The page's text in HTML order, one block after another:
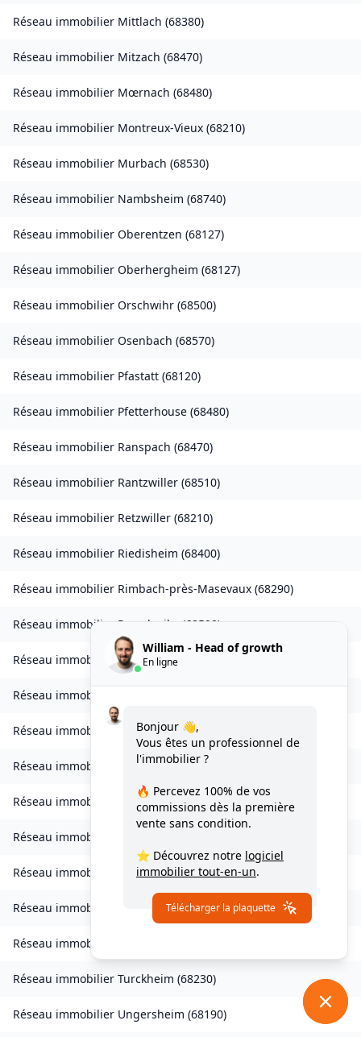
Réseau immobilier Mittlach (68380)
Réseau immobilier Mitzach (68470)
Réseau immobilier Mœrnach (68480)
Réseau immobilier Montreux-Vieux (68210)
Réseau immobilier Murbach (68530)
Réseau immobilier Nambsheim (68740)
Réseau immobilier Oberentzen (68127)
Réseau immobilier Oberhergheim (68127)
Réseau immobilier Orschwihr (68500)
Réseau immobilier Osenbach (68570)
Réseau immobilier Pfastatt (68120)
Réseau immobilier Pfetterhouse (68480)
Réseau immobilier Ranspach (68470)
Réseau immobilier Rantzwiller (68510)
Réseau immobilier Retzwiller (68210)
Réseau immobilier Riedisheim (68400)
Réseau immobilier Rimbach-près-Masevaux (68290)
Réseau immobilier Rorschwihr (68590)
Réseau immobilierSeppois-le-Bas
Réseau immobilier
Réseau immobilier Sondernach (68380
Réseau immobilier Soppe-le-Bas(68780
Réseau immobilier Staffelfelden(68850)
Réseau immobilier
Réseau immobilier Tagolsheim(68720)
Réseau immobilier Thannenkirch(68590 )
Réseau immobilier
Réseau immobilier Turckheim (68230)
Réseau immobilier Ungersheim (68190)
William - Head of growth
En ligne
Bonjour 👋,
Vous êtes un professionnel de
l'immobilier ?
🔥 Percevez 100% de vos
commissions dès la première
vente sans condition.
⭐ Découvrez notre logiciel
immobilier tout-en-un.
Télécharger la plaquette